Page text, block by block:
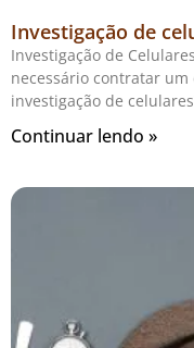
Investigação de
Investigação de
necessário contratar
investigação de
Continuar lendo »